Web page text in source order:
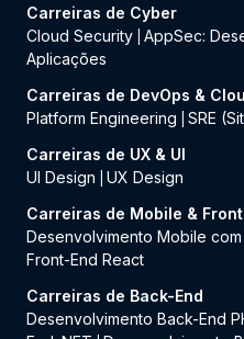
Carreiras de Cyber
Cloud Security AppSec:
Aplicações
Carreiras de DevOps &
Platform Engineering
SRE
Carreiras de UX & UI
UI Design
UX Design
Carreiras de Mobile &
Desenvolvimento Mobile
Front-End React
Carreiras de Back-End
Desenvolvimento Back-End